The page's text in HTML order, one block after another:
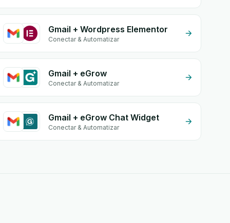
Gmail + Wordpress Elementor
Conectar & Automatizar
Gmail + eGrow
Conectar & Automatizar
Gmail + eGrow Chat Widget
Conectar & Automatizar